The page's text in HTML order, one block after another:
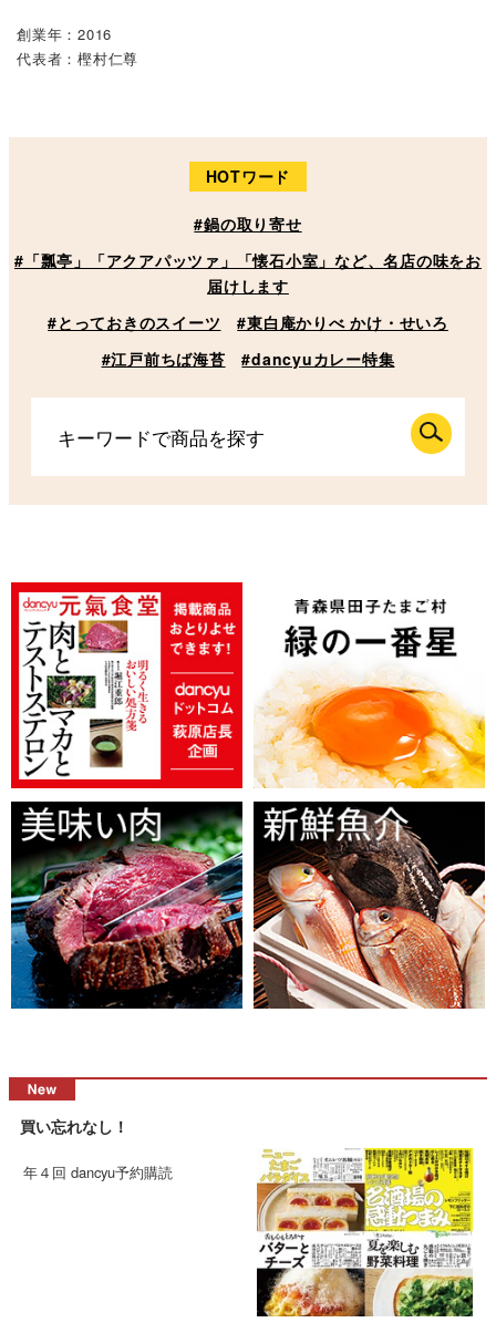
創業年：2016
代表者：樫村仁尊
HOTワード
#鍋の取り寄せ
#「瓢亭」「アクアパッツァ」「懐石小室」など、名店の味をお
届けします
#とっておきのスイーツ
#東白庵かりべ かけ・せいろ
#江戸前ちば海苔
#dancyuカレー特集
買い忘れなし！
年４回 dancyu予約購読